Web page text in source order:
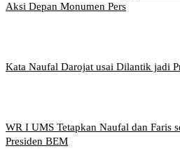
Aksi Depan Monumen Pers
Kata Naufal Darojat usai Dilantik jadi
WR I UMS Tetapkan Naufal dan Faris
Presiden BEM